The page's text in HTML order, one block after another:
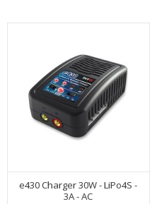
e430 Charger 30W - LiPo4S -
3A - AC